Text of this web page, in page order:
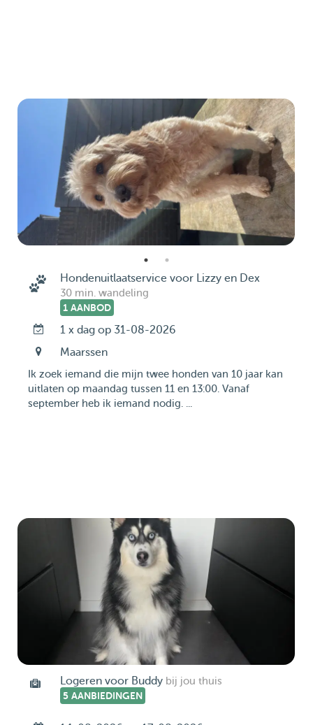
Hondenuitlaatservice voor Lizzy en Dex
30 min. wandeling
1 AANBOD
1 x dag op 31-08-2026
Maarssen
Ik zoek iemand die mijn twee honden van 10 jaar kan
uitlaten op maandag tussen 11 en 13:00. Vanaf
september heb ik iemand nodig. ...
Logeren voor Buddy bij jou thuis
5 AANBIEDINGEN